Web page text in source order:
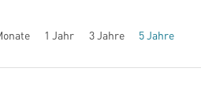
1 Jahr 3 Jahre 5 Jahre